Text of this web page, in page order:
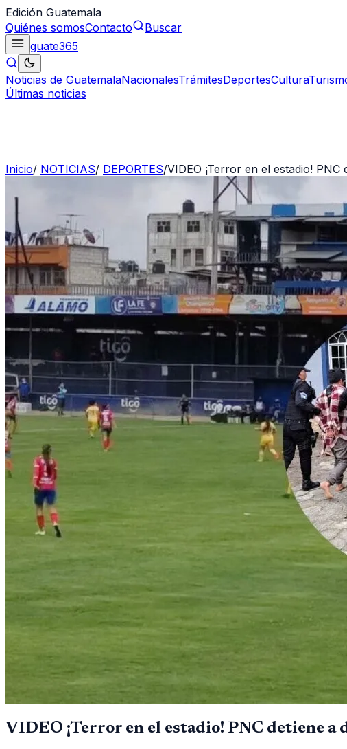
Edición Guatemala
Quiénes somosContacto
Buscar
guate365
Noticias de GuatemalaNacionalesTrámitesDeportesCultura
Últimas noticias
Inicio/ NOTICIAS/ DEPORTES/VIDEO ¡Terror en el estadio!
VIDEO ¡Terror en el estadio! PNC detiene a